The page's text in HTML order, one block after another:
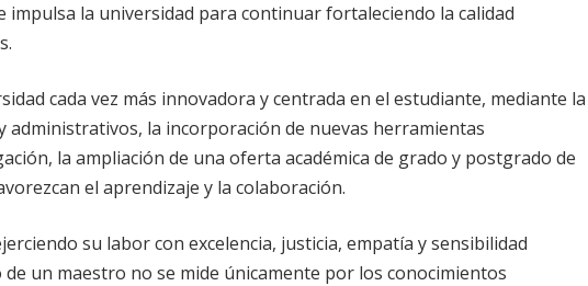
la universidad para continuar fortaleciendo la calidad
cada vez más innovadora y centrada en el estudiante, mediante la
administrativos, la incorporación de nuevas herramientas
la ampliación de una oferta académica de grado y postgrado de
el aprendizaje y la colaboración.
su labor con excelencia, justicia, empatía y sensibilidad
un maestro no se mide únicamente por los conocimientos